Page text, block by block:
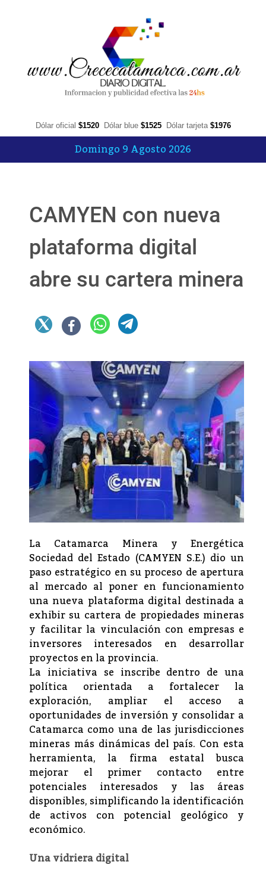
Dólar oficial $1520 Dólar blue $1525 Dólar tarjeta $1976
Domingo 9 Agosto 2026
CAMYEN con nueva
plataforma digital
abre su cartera minera
La Catamarca Minera y Energética
Sociedad del Estado (CAMYEN S.E.) dio un
paso estratégico en su proceso de apertura
al mercado al poner en funcionamiento
una nueva plataforma digital destinada a
exhibir su cartera de propiedades mineras
y facilitar la vinculación con empresas e
inversores interesados en desarrollar
proyectos en la provincia.
La iniciativa se inscribe dentro de una
política orientada a fortalecer la
exploración, ampliar el acceso a
oportunidades de inversión y consolidar a
Catamarca como una de las jurisdicciones
mineras más dinámicas del país. Con esta
herramienta, la firma estatal busca
mejorar el primer contacto entre
potenciales interesados y las áreas
disponibles, simplificando la identificación
de activos con potencial geológico y
económico.
Una vidriera digital